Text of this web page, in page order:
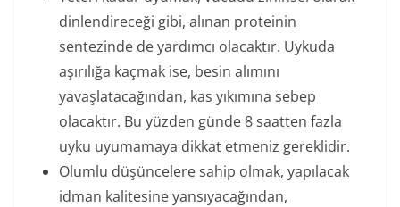
dinlendireceği gibi, alınan proteinin
sentezinde de yardımcı olacaktır. Uykuda
aşırılığa kaçmak ise, besin alımını
yavaşlatacağından, kas yıkımına sebep
olacaktır. Bu yüzden günde 8 saatten fazla
uyku uyumamaya dikkat etmeniz gereklidir.
Olumlu düşüncelere sahip olmak, yapılacak
idman kalitesine yansıyacağından,